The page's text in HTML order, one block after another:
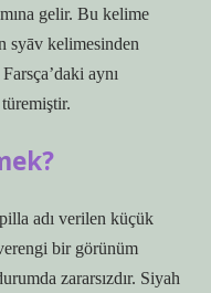
gelir. Bu kelime
syāv kelimesinden
aynı
adı verilen küçük
bir görünüm
zararsızdır. Siyah